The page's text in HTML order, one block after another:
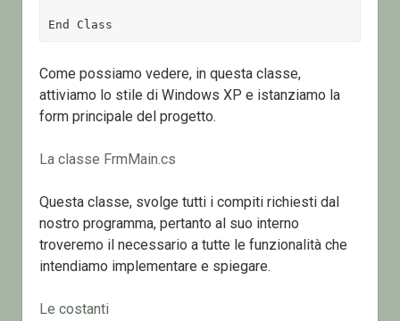
End Class
Come possiamo vedere, in questa classe,
attiviamo lo stile di Windows XP e istanziamo la
form principale del progetto.
La classe FrmMain.cs
Questa classe, svolge tutti i compiti richiesti dal
nostro programma, pertanto al suo interno
troveremo il necessario a tutte le funzionalità che
intendiamo implementare e spiegare.
Le costanti